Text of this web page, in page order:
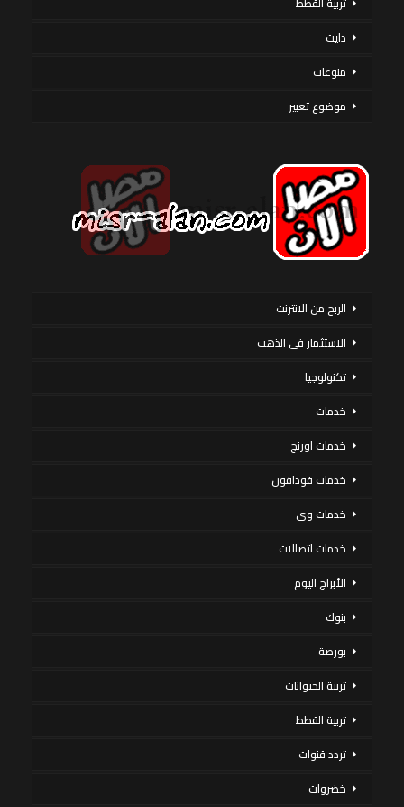
دايت
منوعات
موضوع تعبير
الربح من الانترنت
الاستثمار فى الذهب
تكنولوجيا
خدمات
خدمات اورنج
خدمات فودافون
خدمات وى
خدمات اتصالات
الأبراج اليوم
بنوك
بورصة
تربية الحيوانات
تربية القطط
تردد قنوات
خضروات